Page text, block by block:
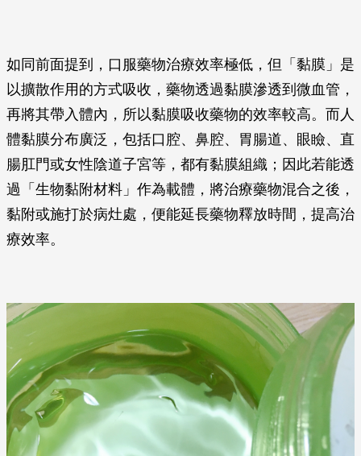
如同前面提到，口服藥物治療效率極低，但「黏膜」是
以擴散作用的方式吸收，藥物透過黏膜滲透到微血管，
再將其帶入體內，所以黏膜吸收藥物的效率較高。而人
體黏膜分布廣泛，包括口腔、鼻腔、胃腸道、眼瞼、直
腸肛門或女性陰道子宮等，都有黏膜組織；因此若能透
過「生物黏附材料」作為載體，將治療藥物混合之後，
黏附或施打於病灶處，便能延長藥物釋放時間，提高治
療效率。